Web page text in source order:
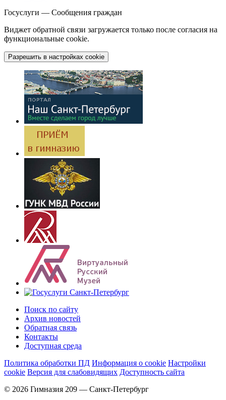
Госуслуги — Сообщения граждан
Виджет обратной связи загружается только после согласия на
функциональные cookie.
Разрешить в настройках cookie
Поиск по сайту
Архив новостей
Обратная связь
Контакты
Доступная среда
Политика обработки ПД Информация о cookie Настройки
cookie Версия для слабовидящих Доступность сайта
© 2026 Гимназия 209 — Санкт-Петербург